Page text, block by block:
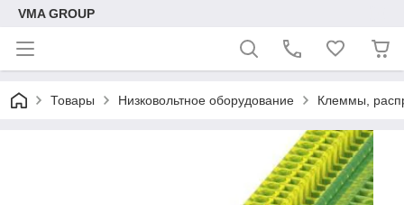
VMA GROUP
Товары Низковольтное оборудование Клеммы,